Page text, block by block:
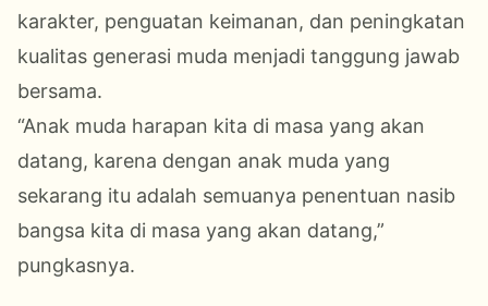
karakter, penguatan keimanan, dan peningkatan
kualitas generasi muda menjadi tanggung jawab
bersama.
“Anak muda harapan kita di masa yang akan
datang, karena dengan anak muda yang
sekarang itu adalah semuanya penentuan nasib
bangsa kita di masa yang akan datang,”
pungkasnya.